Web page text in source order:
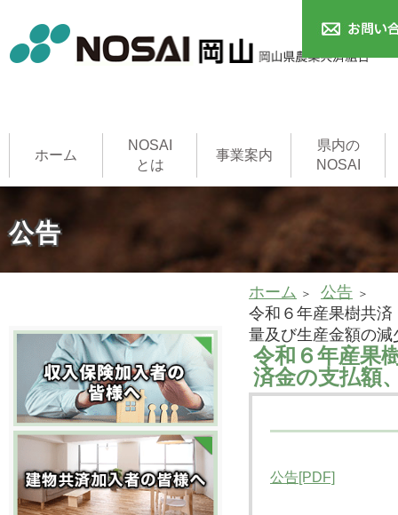
ホーム
NOSAI
とは
事業案内
県内の
NOSAI
本支所
家畜診療所
公告
ホーム
公告
令和６年産果樹共
量及び生産金額の減
令和６年産果
済金の支払額
公告[PDF]